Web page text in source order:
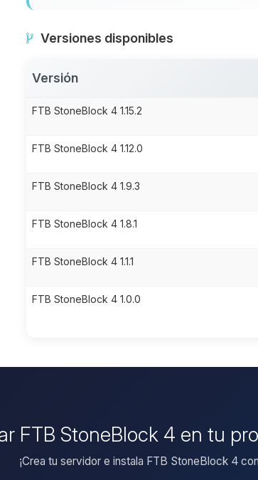
Versiones disponibles
Versión
FTB StoneBlock 4 1.15.2
FTB StoneBlock 4 1.12.0
FTB StoneBlock 4 1.9.3
FTB StoneBlock 4 1.8.1
FTB StoneBlock 4 1.1.1
FTB StoneBlock 4 1.0.0
FTB StoneBlock 4 en tu
¡Crea tu servidor e instala FTB StoneBlock 4